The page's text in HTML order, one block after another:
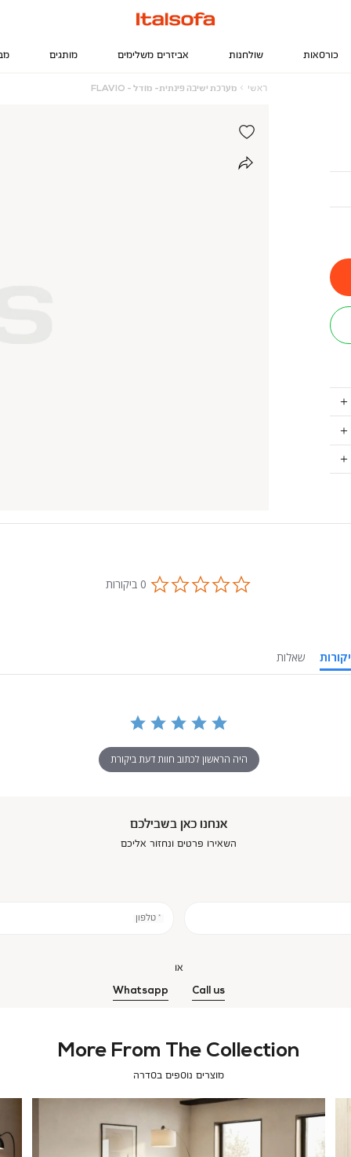
כורסאות שולחנות אביזרים משלימים מותגים
ראשי ראשי
מערכת ישיבה פינתית- מודל - FLAVIO
0.0
star
0 ביקורות
ביקורות
שאלות
היה הראשון לכתוב חוות דעת ביקורת
אנחנו כאן בשבילכם
השאירו פרטים ונחזור אליכם
* טלפון
או
Call us
Whatsapp
More From The Collection
מוצרים נוספים בסדרה